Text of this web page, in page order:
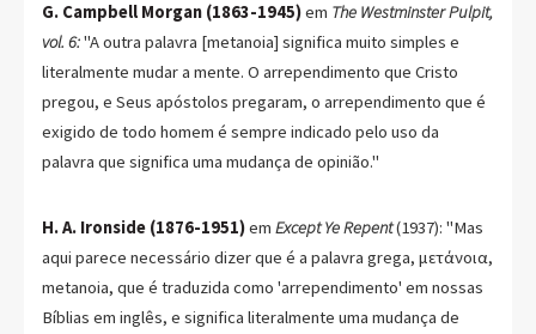
G. Campbell Morgan (1863-1945)em The Westminster Pulpit,
vol. 6:"A outra palavra [metanoia] significa muito simples e
literalmente mudar a mente. O arrependimento que Cristo
pregou, e Seus apóstolos pregaram, o arrependimento que é
exigido de todo homem é sempre indicado pelo uso da
palavra que significa uma mudança de opinião."
H. A. Ironside (1876-1951)em Except Ye Repent(1937): "Mas
aqui parece necessário dizer que é a palavra grega, μετάνοια,
metanoia, que é traduzida como 'arrependimento' em nossas
Bíblias em inglês, e significa literalmente uma mudança de